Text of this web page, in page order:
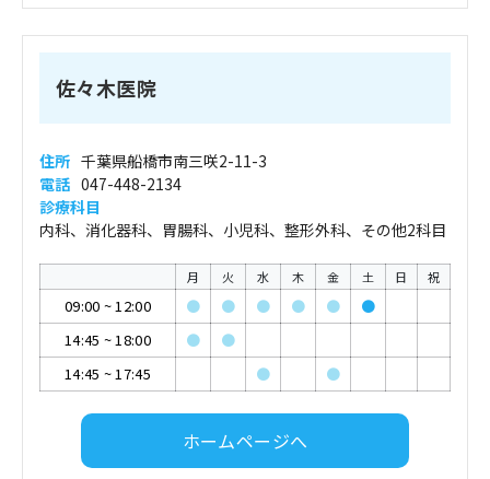
佐々木医院
住所 千葉県船橋市南三咲2-11-3
電話 047-448-2134
診療科目
内科、消化器科、胃腸科、小児科、整形外科、その他2科目
月 火 水 木 金 土 日 祝
09:00 ~12:00 ● ● ● ● ●
●
14:45 ~18:00 ●
●
14:45 ~17:45 ● ●
ホームページへ